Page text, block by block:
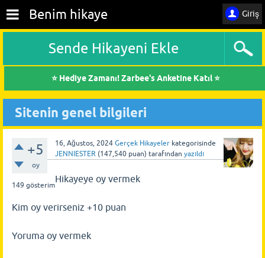
Giriş
Benim hikaye
Sende Hikayeni Ekle
⭐ Hediye Zamanı! Zarbee's Anketine Katıl ⭐
Sitenin genel bilgileri
+5
oy
149 gösterim
16, Ağustos, 2024 Gerçek Hikayeler kategorisinde
JENNIESTER (147,540 puan) tarafından yazıldı
Hikayeye oy vermek
Kim oy verirseniz +10 puan
Yoruma oy vermek